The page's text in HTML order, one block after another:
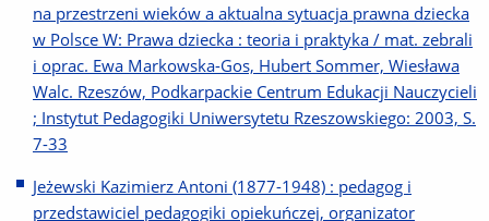
na przestrzeni wieków a aktualna sytuacja prawna dziecka
w Polsce W: Prawa dziecka : teoria i praktyka / mat. zebrali
i oprac. Ewa Markowska-Gos, Hubert Sommer, Wiesława
Walc. Rzeszów, Podkarpackie Centrum Edukacji Nauczycieli
; Instytut Pedagogiki Uniwersytetu Rzeszowskiego: 2003, S.
7-33
Jeżewski Kazimierz Antoni (1877-1948) : pedagog i
przedstawiciel pedagogiki opiekuńczej, organizator